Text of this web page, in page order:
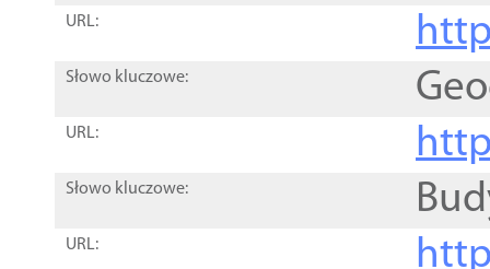
URL:
Słowo kluczowe:
URL:
Słowo kluczowe:
URL: